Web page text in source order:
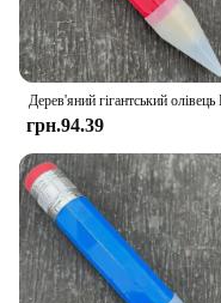
грн.94.39